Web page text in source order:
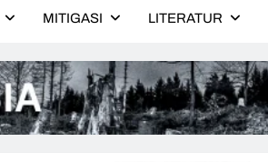
MITIGASI LITERATUR